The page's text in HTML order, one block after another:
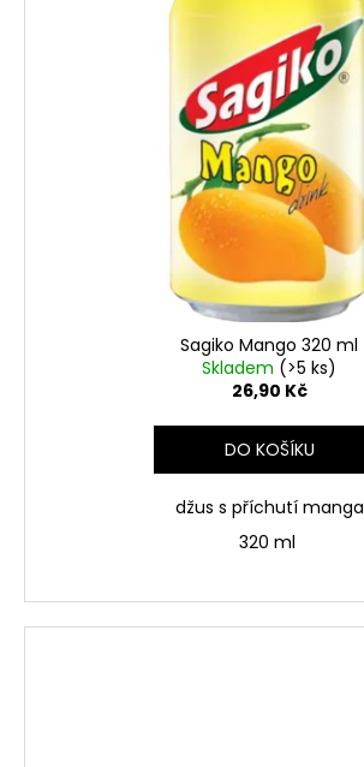
Sagiko Mango 320 ml
Skladem (>5 ks)
26,90 Kč
DO KOŠÍKU
džus s příchutí manga
320 ml